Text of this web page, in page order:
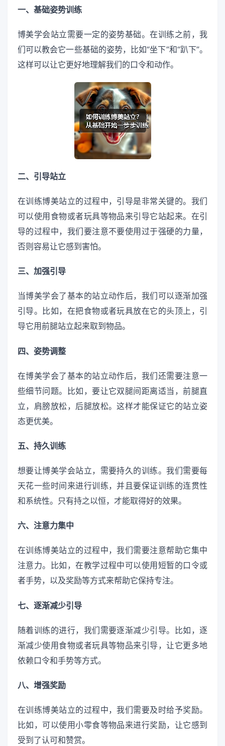
一、基础姿势训练
博美学会站立需要一定的姿势基础。在训练之前，我
们可以教会它一些基础的姿势，比如“坐下”和“趴下”。
这样可以让它更好地理解我们的口令和动作。
二、引导站立
在训练博美站立的过程中，引导是非常关键的。我们
可以使用食物或者玩具等物品来引导它站起来。在引
导的过程中，我们要注意不要使用过于强硬的力量，
否则容易让它感到害怕。
三、加强引导
当博美学会了基本的站立动作后，我们可以逐渐加强
引导。比如，在把食物或者玩具放在它的头顶上，引
导它用前腿站立起来取到物品。
四、姿势调整
在博美学会了基本的站立动作后，我们还需要注意一
些细节问题。比如，要让它双腿间距离适当，前腿直
立，肩膀放松，后腿放松。这样才能保证它的站立姿
态更优美。
五、持久训练
想要让博美学会站立，需要持久的训练。我们需要每
天花一些时间来进行训练，并且要保证训练的连贯性
和系统性。只有持之以恒，才能取得好的效果。
六、注意力集中
在训练博美站立的过程中，我们需要注意帮助它集中
注意力。比如，在教学过程中可以使用短暂的口令或
者手势，以及奖励等方式来帮助它保持专注。
七、逐渐减少引导
随着训练的进行，我们需要逐渐减少引导。比如，逐
渐减少使用食物或者玩具等物品来引导，让它更多地
依赖口令和手势等方式。
八、增强奖励
在训练博美站立的过程中，我们需要及时给予奖励。
比如，可以使用小零食等物品来进行奖励，让它感到
受到了认可和赞赏。